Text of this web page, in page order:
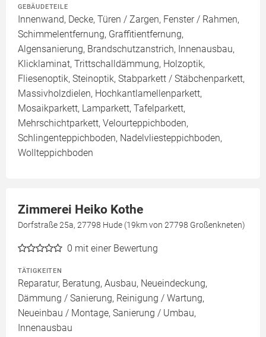
GEBÄUDETEILE
Innenwand, Decke, Türen / Zargen, Fenster / Rahmen,
Schimmelentfernung, Graffitientfernung,
Algensanierung, Brandschutzanstrich, Innenausbau,
Klicklaminat, Trittschalldämmung, Holzoptik,
Fliesenoptik, Steinoptik, Stabparkett / Stäbchenparkett,
Massivholzdielen, Hochkantlamellenparkett,
Mosaikparkett, Lamparkett, Tafelparkett,
Mehrschichtparkett, Velourteppichboden,
Schlingenteppichboden, Nadelvliesteppichboden,
Wollteppichboden
Zimmerei Heiko Kothe
Dorfstraße 25a, 27798 Hude (19km von 27798 Großenkneten)
0 mit einer Bewertung
TÄTIGKEITEN
Reparatur, Beratung, Ausbau, Neueindeckung,
Dämmung / Sanierung, Reinigung / Wartung,
Neueinbau / Montage, Sanierung / Umbau,
Innenausbau